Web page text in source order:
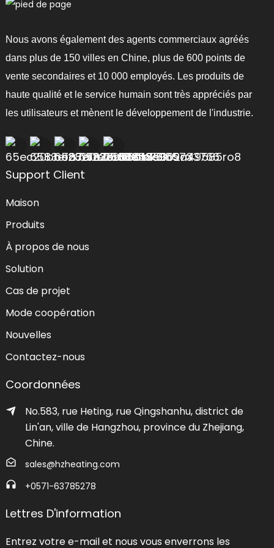
Nous avons également des agents commerciaux agréés
dans plus de 150 villes en Chine, plus de 600 points de
vente secondaires et 10 000 employés. Les produits de
haute qualité et le service humain sont très appréciés par
les utilisateurs et mènent le développement de l'industrie.
Support Client
Maison
Produits
À propos de nous
Solution
Cas de projet
Mode coopération
Nouvelles
Contactez-nous
Coordonnées
No.583, rue Heting, rue Qingshanhu, district de
Lin'an, ville de Hangzhou, province du Zhejiang,
Chine.
sales@hzheating.com
+0571-63785278
Lettres D'information
Entrez votre e-mail et nous vous enverrons les